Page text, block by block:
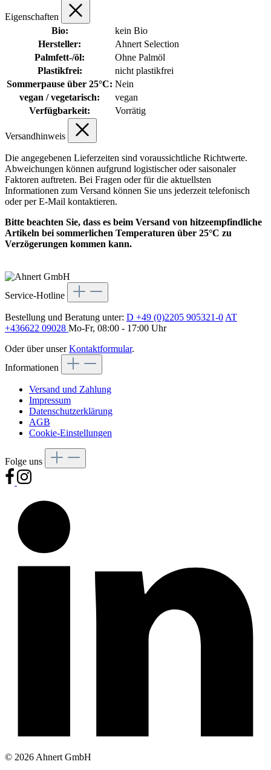
Eigenschaften
Bio:
kein Bio
Hersteller:
Ahnert Selection
Palmfett-/öl:
Ohne Palmöl
Plastikfrei:
nicht plastikfrei
Sommerpause über 25°C: Nein
vegan / vegetarisch:
vegan
Verfügbarkeit:
Vorrätig
Versandhinweis
Die angegebenen Lieferzeiten sind voraussichtliche Richtwerte.
Abweichungen können aufgrund logistischer oder saisonaler
Faktoren auftreten. Bei Fragen oder für die aktuellsten
Informationen zum Versand können Sie uns jederzeit telefonisch
oder per E-Mail kontaktieren.
Bitte beachten Sie, dass es beim Versand von hitzeempfindliche
Artikeln bei sommerlichen Temperaturen über 25°C zu
Verzögerungen kommen kann.
Service-Hotline
Bestellung und Beratung unter: D +49 (0)2205 905321-0 AT
+436622 09028 Mo-Fr, 08:00 - 17:00 Uhr
Oder über unserKontaktformular.
Informationen
Versand und Zahlung
Impressum
Datenschutzerklärung
AGB
Cookie-Einstellungen
Folge uns
© 2026 Ahnert GmbH